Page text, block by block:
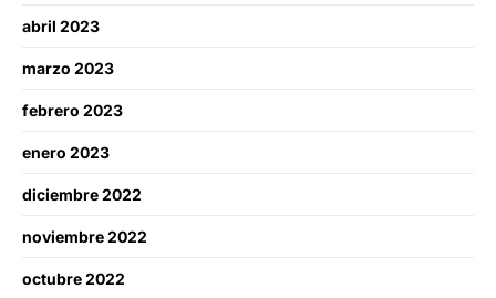
abril 2023
marzo 2023
febrero 2023
enero 2023
diciembre 2022
noviembre 2022
octubre 2022